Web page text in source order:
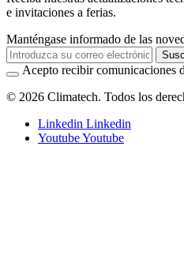
e invitaciones a ferias.
Manténgase informado de las
Acepto recibir comunicaciones
© 2026 Climatech. Todos los
Linkedin Linkedin
YoutubeYoutube